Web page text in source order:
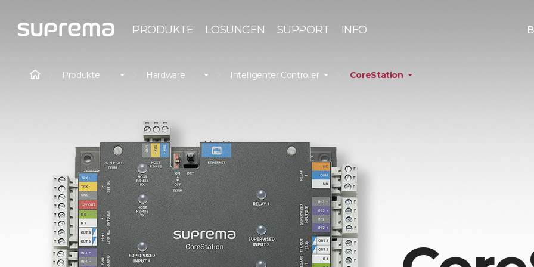
PRODUKTE LÖSUNGEN SUPPORT INFO
Produkte Hardware Intelligenter Controller CoreStation